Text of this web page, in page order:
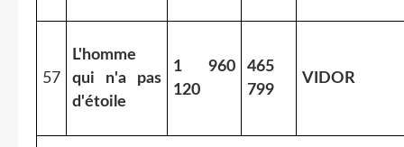
57
L'homme
qui n'a pas
d'étoile
1 960
120
465
799
VIDOR